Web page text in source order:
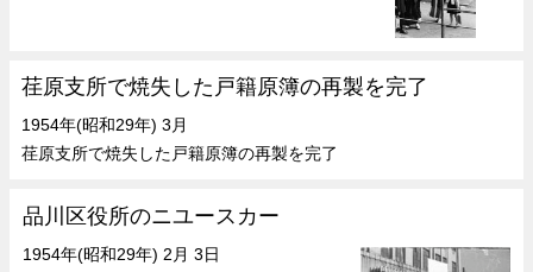
荏原支所で焼失した戸籍原簿の再製を完了
1954年(昭和29年) 3月
荏原支所で焼失した戸籍原簿の再製を完了
品川区役所のニユースカー
1954年(昭和29年) 2月 3日